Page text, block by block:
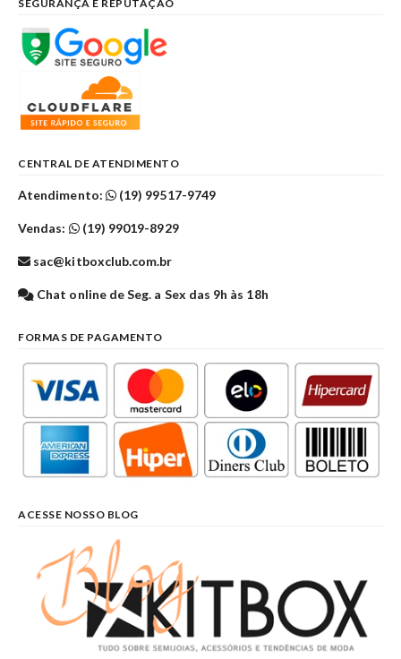
SEGURANÇA E REPUTAÇÃO
CENTRAL DE ATENDIMENTO
Atendimento: (19) 99517-9749
Vendas: (19) 99019-8929
sac@kitboxclub.com.br
Chat online de Seg. a Sex das 9h às 18h
FORMAS DE PAGAMENTO
ACESSE NOSSO BLOG